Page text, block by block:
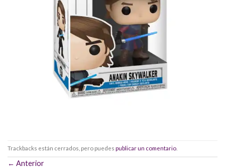
Trackbacks están cerrados, pero puedes publicar un comentario
← Anterior